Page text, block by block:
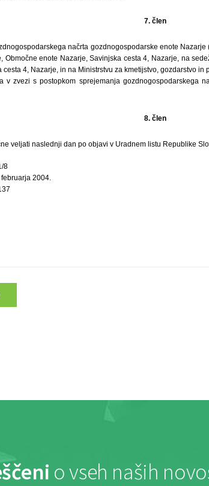
7. člen
načrta gozdnogospodarske enote
Območne enote Nazarje, Savinjska cesta 4, Nazarje, na
cesta 4, Nazarje, in na Ministrstvu za kmetijstvo, gozdarstvo
v zvezi s postopkom sprejemanja gozdnogospodarskega
8. člen
veljati naslednji dan po objavi v Uradnem listu Republike
8
2004.
o vseh naših